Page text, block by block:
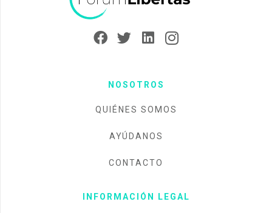
NOSOTROS
QUIÉNES SOMOS
AYÚDANOS
CONTACTO
INFORMACIÓN LEGAL